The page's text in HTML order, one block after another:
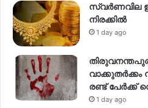
സ്വര്‍ണവില
നിരക്കില്‍
1 day ago
രണ്ട് പേർക്ക്
1 day ago